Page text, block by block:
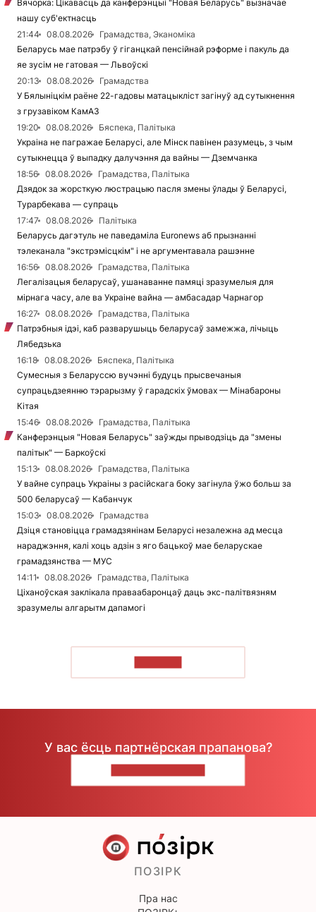
Вячорка: Цікавасць да канферэнцыі "Новая Беларусь" вызначае
нашу суб'ектнасць
21:44
08.08.2026
Грамадства, Эканоміка
Беларусь мае патрэбу ў гіганцкай пенсійнай рэформе і пакуль да
яе зусім не гатовая — Львоўскі
20:13
08.08.2026
Грамадства
У Бялыніцкім раёне 22-гадовы матацыкліст загінуў ад сутыкнення
з грузавіком КамАЗ
19:20
08.08.2026
Бяспека, Палітыка
Украіна не пагражае Беларусі, але Мінск павінен разумець, з чым
сутыкнецца ў выпадку далучэння да вайны — Дземчанка
18:56
08.08.2026
Грамадства, Палітыка
Дзядок за жорсткую люстрацыю пасля змены ўлады ў Беларусі,
Турарбекава — супраць
17:47
08.08.2026
Палітыка
Беларусь дагэтуль не паведаміла Euronews аб прызнанні
тэлеканала "экстрэмісцкім" і не аргументавала рашэнне
16:56
08.08.2026
Грамадства, Палітыка
Легалізацыя беларусаў, ушанаванне памяці зразумелыя для
мірнага часу, але ва Украіне вайна — амбасадар Чарнагор
16:27
08.08.2026
Грамадства, Палітыка
Патрэбныя ідэі, каб разварушыць беларусаў замежжа, лічыць
Лябедзька
16:18
08.08.2026
Бяспека, Палітыка
Сумесныя з Беларуссю вучэнні будуць прысвечаныя
супрацьдзеянню тэрарызму ў гарадскіх ўмовах — Мінабароны
Кітая
15:46
08.08.2026
Грамадства, Палітыка
Канферэнцыя "Новая Беларусь" заўжды прыводзіць да "змены
палітык" — Баркоўскі
15:13
08.08.2026
Грамадства, Палітыка
У вайне супраць Украіны з расійскага боку загінула ўжо больш за
500 беларусаў — Кабанчук
15:03
08.08.2026
Грамадства
Дзіця становіцца грамадзянінам Беларусі незалежна ад месца
нараджэння, калі хоць адзін з яго бацькоў мае беларускае
грамадзянства — МУС
14:11
08.08.2026
Грамадства, Палітыка
Ціханоўская заклікала праваабаронцаў даць экс-палітвязням
зразумелы алгарытм дапамогі
У вас ёсць партнёрская прапанова?
ПОЗІРК
Пра нас